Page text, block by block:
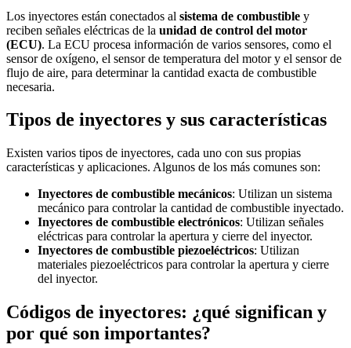
Los inyectores están conectados al sistema de combustible y
reciben señales eléctricas de la unidad de control del motor
(ECU). La ECU procesa información de varios sensores, como el
sensor de oxígeno, el sensor de temperatura del motor y el sensor de
flujo de aire, para determinar la cantidad exacta de combustible
necesaria.
Tipos de inyectores y sus características
Existen varios tipos de inyectores, cada uno con sus propias
características y aplicaciones. Algunos de los más comunes son:
Inyectores de combustible mecánicos: Utilizan un sistema
mecánico para controlar la cantidad de combustible inyectado.
Inyectores de combustible electrónicos: Utilizan señales
eléctricas para controlar la apertura y cierre del inyector.
Inyectores de combustible piezoeléctricos: Utilizan
materiales piezoeléctricos para controlar la apertura y cierre
del inyector.
Códigos de inyectores: ¿qué significan y
por qué son importantes?